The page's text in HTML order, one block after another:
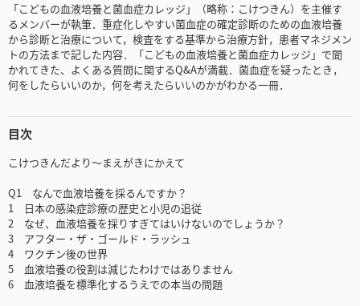
「こどもの血液培養と菌血症カレッジ」（略称：こけつきん）を主催す
るメンバーが執筆．重症化しやすい菌血症の確定診断のための血液培養
から診断と治療について，検査をする基準から治療方針，患者マネジメン
トの方法まで記した内容．「こどもの血液培養と菌血症カレッジ」で聞
かれてきた、よくある質問に関するQ&Aが満載．菌血症を疑ったとき，
何をしたらいいのか，何を考えたらいいのかがわかる一冊．
目次
こけつきんだより～まえがきにかえて
Q1 なんで血液培養を採るんですか？
1 日本の感染症診療の歴史と小児の追従
2 なぜ、血液培養を採りすぎてはいけないのでしょうか？
3 アフター・ザ・ゴールド・ラッシュ
4 ワクチン後の世界
5 血液培養の役割は減じたわけではありません
6 血液培養を標準化するうえでの本当の問題